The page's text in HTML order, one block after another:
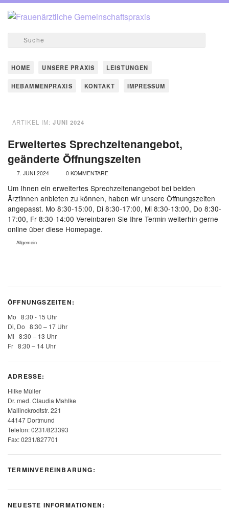
HOME UNSERE PRAXIS LEISTUNGEN
HEBAMMENPRAXIS KONTAKT IMPRESSUM
ARTIKEL IM:JUNI 2024
Erweitertes Sprechzeitenangebot,
geänderte Öffnungszeiten
7. JUNI 2024 0 KOMMENTARE
Um Ihnen ein erweitertes Sprechzeitenangebot bei beiden
Ärztinnen anbieten zu können, haben wir unsere Öffnungszeiten
angepasst. Mo 8:30-15:00, Di 8:30-17:00, Mi 8:30-13:00, Do 8:30-
17:00, Fr 8:30-14:00 Vereinbaren Sie Ihre Termin weiterhin gerne
online über diese Homepage.
Allgemein
ÖFFNUNGSZEITEN:
Mo 8:30 - 15 Uhr
Di, Do 8:30 – 17 Uhr
Mi 8:30 – 13 Uhr
Fr 8:30 – 14 Uhr
ADRESSE:
Hilke Müller
Dr. med. Claudia Mahlke
Mallinckrodtstr. 221
44147 Dortmund
Telefon: 0231/823393
Fax: 0231/827701
TER­MIN­VER­EIN­BA­RUNG:
NEUESTE INFORMATIONEN: